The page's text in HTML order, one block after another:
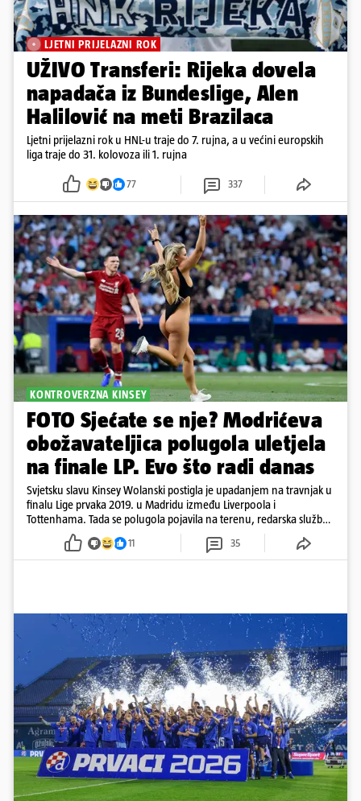
LJETNI PRIJELAZNI ROK
UŽIVO Transferi: Rijeka dovela
napadača iz Bundeslige, Alen
Halilović na meti Brazilaca
Ljetni prijelazni rok u HNL-u traje do 7. rujna, a u većini europskih
liga traje do 31. kolovoza ili 1. rujna
77 337
KONTROVERZNA KINSEY
FOTO Sjećate se nje? Modrićeva
obožavateljica polugola uletjela
na finale LP. Evo što radi danas
Svjetsku slavu Kinsey Wolanski postigla je upadanjem na travnjak u
finalu Lige prvaka 2019. u Madridu između Liverpoola i
Tottenhama. Tada se polugola pojavila na terenu, redarska služba
ju je lovila po travnjaku, a njezine fotografije obišle su svijet.
11 35